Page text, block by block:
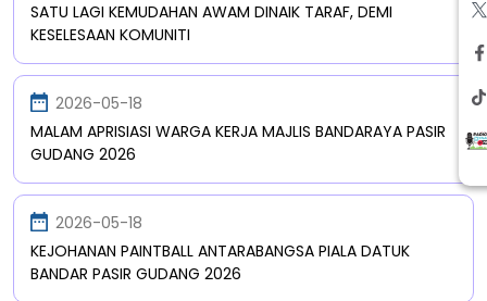
SATU LAGI KEMUDAHAN AWAM DINAIK TARAF, DEMI
KESELESAAN KOMUNITI
2026-05-18
MALAM APRISIASI WARGA KERJA MAJLIS BANDARAYA PASIR
GUDANG 2026
2026-05-18
KEJOHANAN PAINTBALL ANTARABANGSA PIALA DATUK
BANDAR PASIR GUDANG 2026